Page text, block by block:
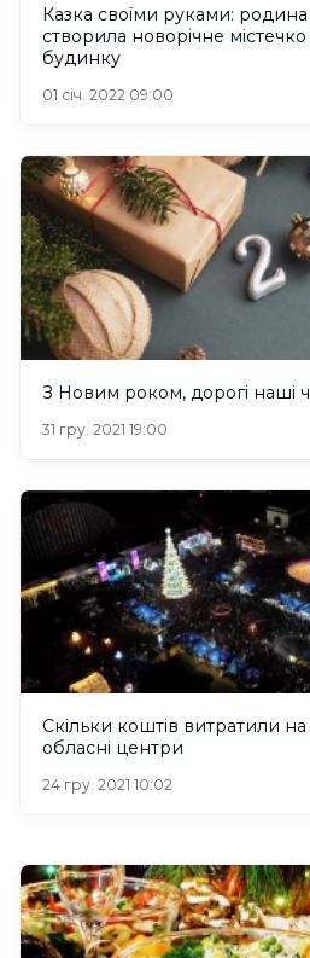
Казка своїми руками: родина
створила новорічне
будинку
01 січ. 2022 09:00
З Новим роком, дорогі наші
31 гру. 2021 19:00
Скільки коштів витратили
обласні центри
24 гру. 2021 10:02